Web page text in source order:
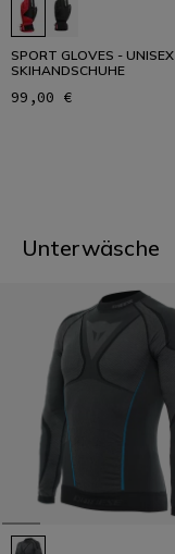
SPORT GLOVES - UNISEX
SKIHANDSCHUHE
99,00 €
Unterwäsche